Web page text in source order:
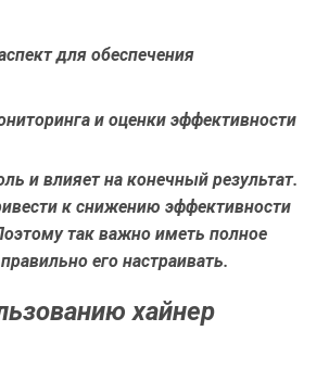
для обеспечения
и оценки эффективности
и влияет на конечный результат.
к снижению эффективности
так важно иметь полное
его настраивать.
хайнер